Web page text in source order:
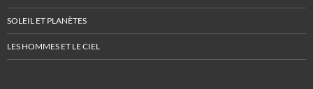
SOLEIL ET PLANÈTES
LES HOMMES ET LE CIEL